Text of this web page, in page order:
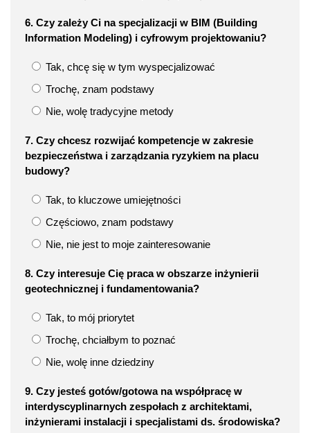
6. Czy zależy Ci na specjalizacji w BIM (Building
Information Modeling) i cyfrowym projektowaniu?
Tak, chcę się w tym wyspecjalizować
Trochę, znam podstawy
Nie, wolę tradycyjne metody
7. Czy chcesz rozwijać kompetencje w zakresie
bezpieczeństwa i zarządzania ryzykiem na placu
budowy?
Tak, to kluczowe umiejętności
Częściowo, znam podstawy
Nie, nie jest to moje zainteresowanie
8. Czy interesuje Cię praca w obszarze inżynierii
geotechnicznej i fundamentowania?
Tak, to mój priorytet
Trochę, chciałbym to poznać
Nie, wolę inne dziedziny
9. Czy jesteś gotów/gotowa na współpracę w
interdyscyplinarnych zespołach z architektami,
inżynierami instalacji i specjalistami ds. środowiska?